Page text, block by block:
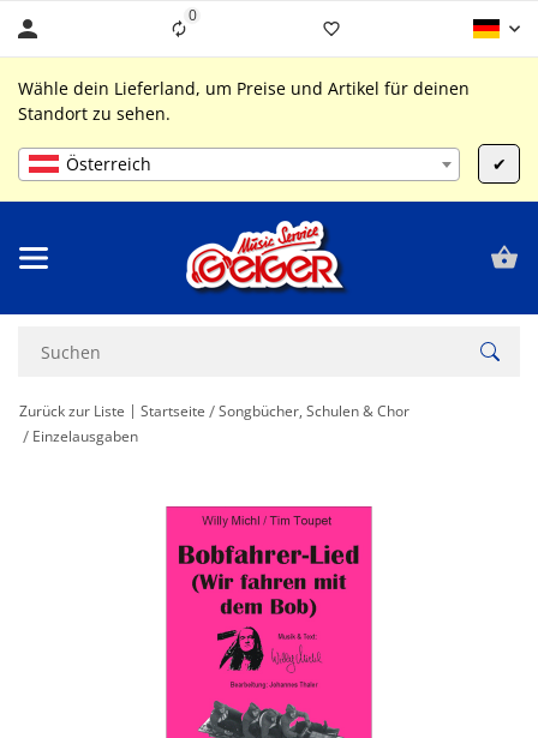
0Liste ist leer
Wähle dein Lieferland, um Preise und Artikel für deinen
Standort zu sehen.
Österreich ✔
Zurück zur Liste Startseite
Songbücher, Schulen & Chor
Einzelausgaben